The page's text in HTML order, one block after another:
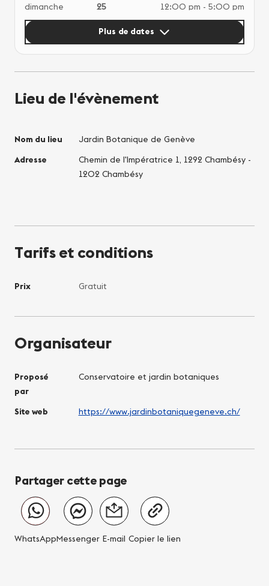
dimanche 25
12:00 pm - 5:00 pm
mercredi
28
1:00 pm - 5:00 pm
vendredi
30
1:00 pm - 5:00 pm
Plus de dates
Lieu de l'évènement
Nom du lieu
Jardin Botanique de Genève
Adresse
Chemin de l'Impératrice 1, 1292 Chambésy -
1202 Chambésy
Tarifs et conditions
Prix Gratuit
Organisateur
Proposé
par
Conservatoire et jardin botaniques
Site web https://www.jardinbotaniquegeneve.ch/
Partager cette page
WhatsAppMessenger E-mail Copier le lien